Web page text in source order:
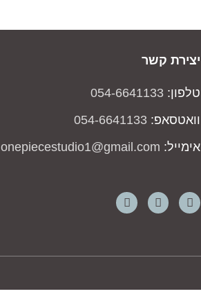
יצירת קשר
טלפון: 054-6641133
וואטסאפ: 054-6641133
אימייל: onepiecestudio1@gmail.com